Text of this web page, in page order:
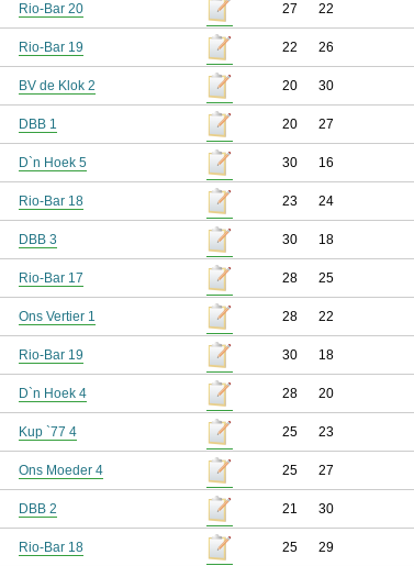
Rio-Bar 20 27 22
Rio-Bar 19 22 26
BV de Klok 2 20 30
DBB 1 20 27
D`n Hoek 5 30 16
Rio-Bar 18 23 24
DBB 3 30 18
Rio-Bar 17 28 25
Ons Vertier 1 28 22
Rio-Bar 19 30 18
D`n Hoek 4 28 20
Kup `77 4 25 23
Ons Moeder 4 25 27
DBB 2 21 30
Rio-Bar 18 25 29